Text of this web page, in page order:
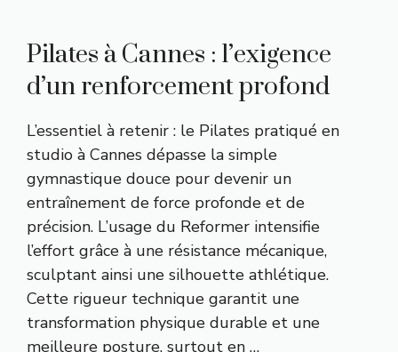
Pilates à Cannes : l’exigence
d’un renforcement profond
L’essentiel à retenir : le Pilates pratiqué en
studio à Cannes dépasse la simple
gymnastique douce pour devenir un
entraînement de force profonde et de
précision. L’usage du Reformer intensifie
l’effort grâce à une résistance mécanique,
sculptant ainsi une silhouette athlétique.
Cette rigueur technique garantit une
transformation physique durable et une
meilleure posture, surtout en …